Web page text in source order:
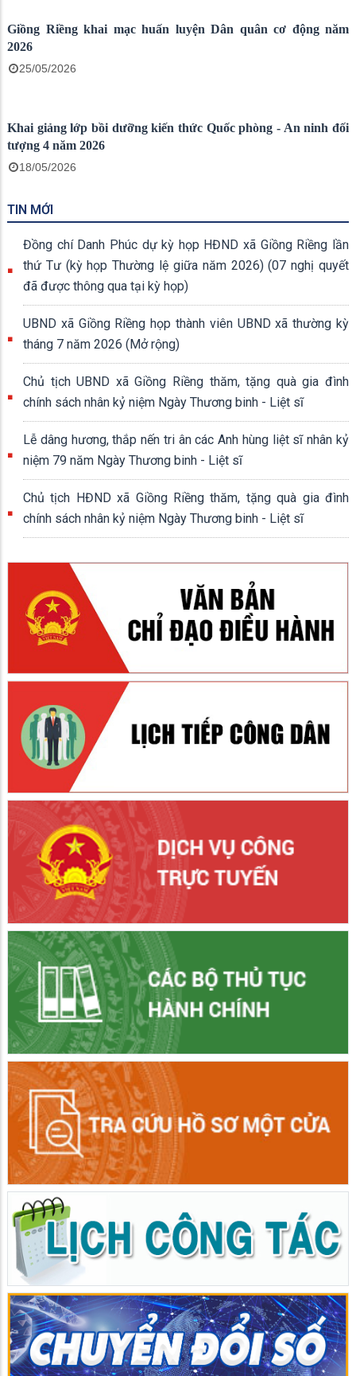
28/06/2026
Hội nghị sơ kết công tác Quân sự, Quốc phòng địa phướng 6
tháng đầu năm 2026
22/06/2026
Giồng Riềng tổng kết thực hiện Luật Quốc phòng, Luật Dân
quân tự vệ và Luật Giáo dục quốc phòng và an ninh năm 2013
12/06/2026
Công an xã Giồng Riềng công bố quyết định thăng cấp bậc
hàm, nâng lương năm 2026
06/06/2026
Giồng Riềng mít tinh, diễu hành hưởng ứng Tháng hành động
phòng, chống ma túy năm 2026
02/06/2026